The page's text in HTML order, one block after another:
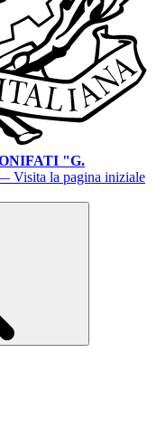
"G.
Visita la pagina iniziale